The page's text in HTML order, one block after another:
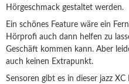
Hörgeschmack gestaltet werden.
Ein schönes Feature wäre ein
Hörprofi auch dann helfen zu
Geschäft kommen kann. Aber
auch keinen Extrapunkt.
Sensoren gibt es in dieser jazz